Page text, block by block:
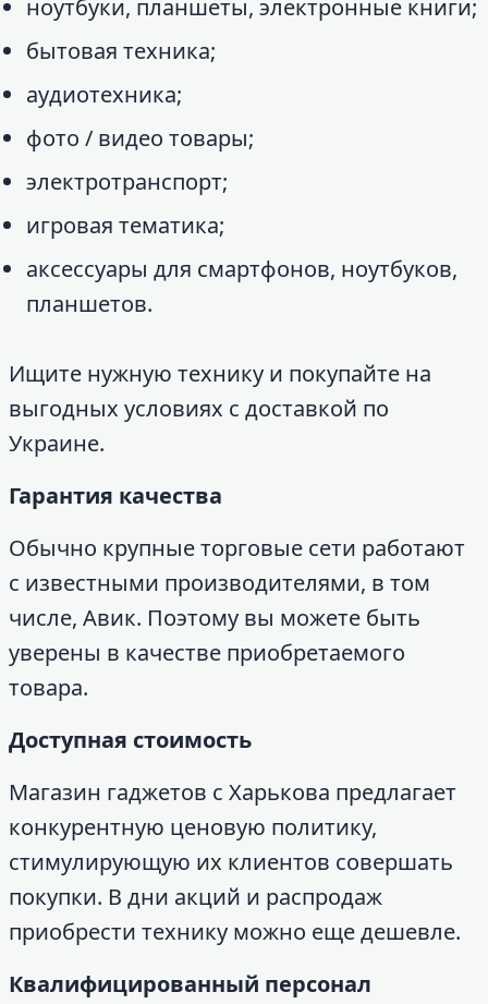
ноутбуки, планшеты, электронные книги;
бытовая техника;
аудиотехника;
фото / видео товары;
электротранспорт;
игровая тематика;
аксессуары для смартфонов, ноутбуков,
планшетов.
Ищите нужную технику и покупайте на
выгодных условиях с доставкой по
Украине.
Гарантия качества
Обычно крупные торговые сети работают
с известными производителями, в том
числе, Авик. Поэтому вы можете быть
уверены в качестве приобретаемого
товара.
Доступная стоимость
Магазин гаджетов с Харькова предлагает
конкурентную ценовую политику,
стимулирующую их клиентов совершать
покупки. В дни акций и распродаж
приобрести технику можно еще дешевле.
Квалифицированный персонал